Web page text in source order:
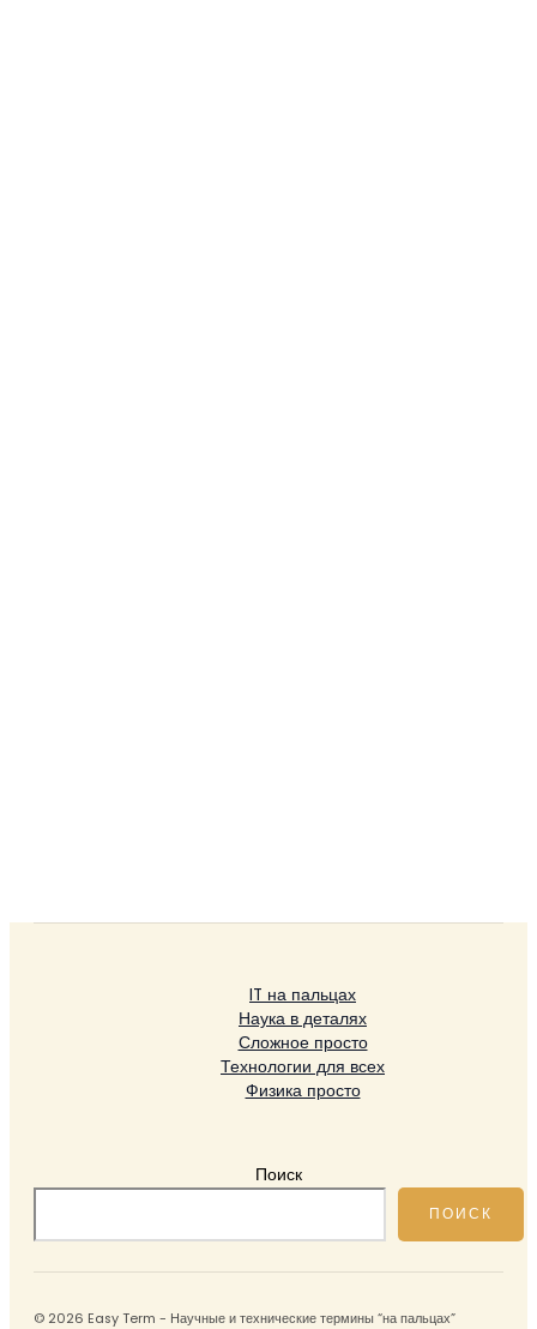
IT на пальцах
Наука в деталях
Сложное просто
Технологии для всех
Физика просто
Поиск
ПОИСК
© 2026 Easy Term - Научные и технические термины “на пальцах”